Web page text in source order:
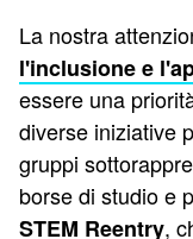
La nostra
l'inclusione e
essere una
diverse iniziative
gruppi
borse di studio e
STEM Reentry,